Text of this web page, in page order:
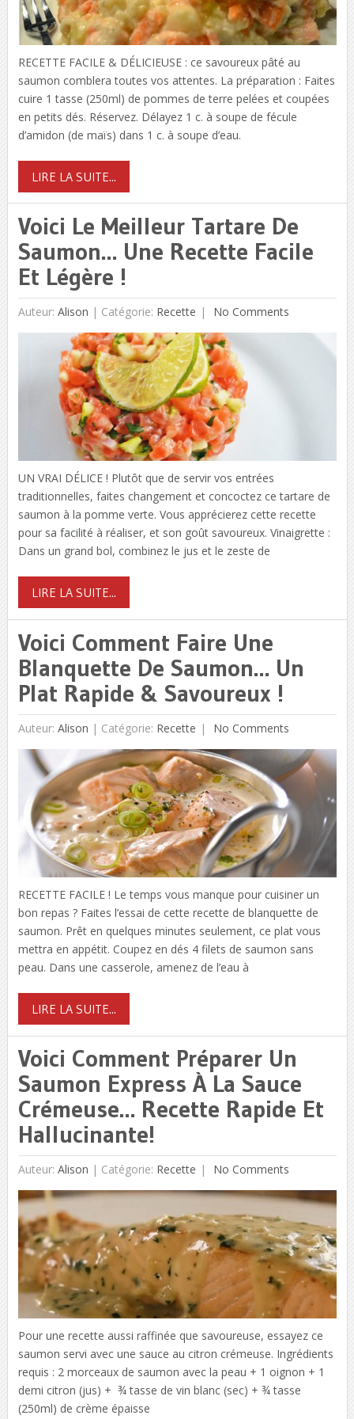
RECETTE FACILE & DÉLICIEUSE : ce savoureux pâté au
saumon comblera toutes vos attentes. La préparation : Faites
cuire 1 tasse (250ml) de pommes de terre pelées et coupées
en petits dés. Réservez. Délayez 1 c. à soupe de fécule
d’amidon (de maïs) dans 1 c. à soupe d’eau.
LIRE LA SUITE...
Voici Le Meilleur Tartare De
Saumon… Une Recette Facile
Et Légère !
Auteur: Alison | Catégorie: Recette No Comments
UN VRAI DÉLICE ! Plutôt que de servir vos entrées
traditionnelles, faites changement et concoctez ce tartare de
saumon à la pomme verte. Vous apprécierez cette recette
pour sa facilité à réaliser, et son goût savoureux. Vinaigrette :
Dans un grand bol, combinez le jus et le zeste de
LIRE LA SUITE...
Voici Comment Faire Une
Blanquette De Saumon… Un
Plat Rapide & Savoureux !
Auteur: Alison | Catégorie: Recette No Comments
RECETTE FACILE ! Le temps vous manque pour cuisiner un
bon repas ? Faites l’essai de cette recette de blanquette de
saumon. Prêt en quelques minutes seulement, ce plat vous
mettra en appétit. Coupez en dés 4 filets de saumon sans
peau. Dans une casserole, amenez de l’eau à
LIRE LA SUITE...
Voici Comment Préparer Un
Saumon Express À La Sauce
Crémeuse… Recette Rapide Et
Hallucinante!
Auteur: Alison | Catégorie: Recette No Comments
Pour une recette aussi raffinée que savoureuse, essayez ce
saumon servi avec une sauce au citron crémeuse. Ingrédients
requis : 2 morceaux de saumon avec la peau + 1 oignon + 1
demi citron (jus) + ¾ tasse de vin blanc (sec) + ¾ tasse
(250ml) de crème épaisse